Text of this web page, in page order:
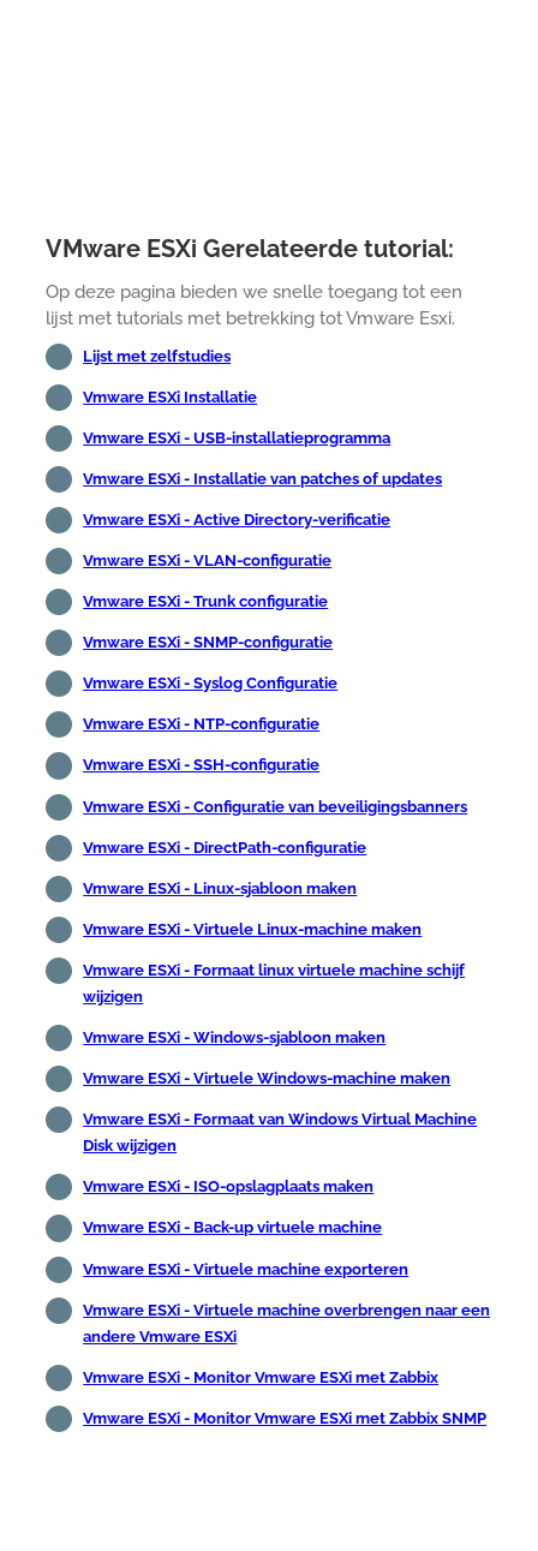
VMware ESXi Gerelateerde tutorial:
Op deze pagina bieden we snelle toegang tot een
lijst met tutorials met betrekking tot Vmware Esxi.
Lijst met zelfstudies
Vmware ESXi Installatie
Vmware ESXi - USB-installatieprogramma
Vmware ESXi - Installatie van patches of updates
Vmware ESXi - Active Directory-verificatie
Vmware ESXi - VLAN-configuratie
Vmware ESXi - Trunk configuratie
Vmware ESXi - SNMP-configuratie
Vmware ESXi - Syslog Configuratie
Vmware ESXi - NTP-configuratie
Vmware ESXi - SSH-configuratie
Vmware ESXi - Configuratie van beveiligingsbanners
Vmware ESXi - DirectPath-configuratie
Vmware ESXi - Linux-sjabloon maken
Vmware ESXi - Virtuele Linux-machine maken
Vmware ESXi - Formaat linux virtuele machine schijf
wijzigen
Vmware ESXi - Windows-sjabloon maken
Vmware ESXi - Virtuele Windows-machine maken
Vmware ESXi - Formaat van Windows Virtual Machine
Disk wijzigen
Vmware ESXi - ISO-opslagplaats maken
Vmware ESXi - Back-up virtuele machine
Vmware ESXi - Virtuele machine exporteren
Vmware ESXi - Virtuele machine overbrengen naar een
andere Vmware ESXi
Vmware ESXi - Monitor Vmware ESXi met Zabbix
Vmware ESXi - Monitor Vmware ESXi met Zabbix SNMP